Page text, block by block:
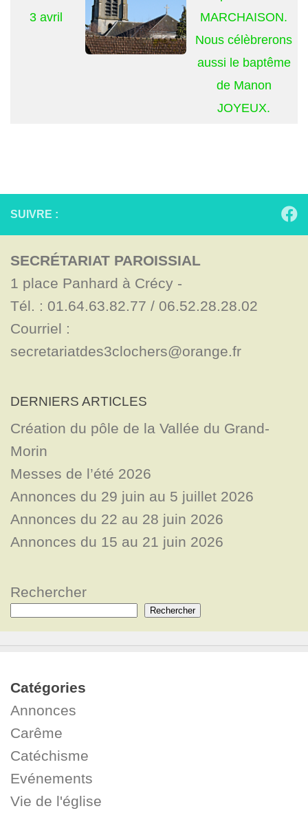
3 avril
MARCHAISON.
Nous célèbrerons
aussi le baptême
de Manon
JOYEUX.
SUIVRE :
SECRÉTARIAT PAROISSIAL
1 place Panhard à Crécy -
Tél. : 01.64.63.82.77 / 06.52.28.28.02
Courriel :
secretariatdes3clochers@orange.fr
DERNIERS ARTICLES
Création du pôle de la Vallée du Grand-
Morin
Messes de l’été 2026
Annonces du 29 juin au 5 juillet 2026
Annonces du 22 au 28 juin 2026
Annonces du 15 au 21 juin 2026
Rechercher
Rechercher
Catégories
Annonces
Carême
Catéchisme
Evénements
Vie de l'église